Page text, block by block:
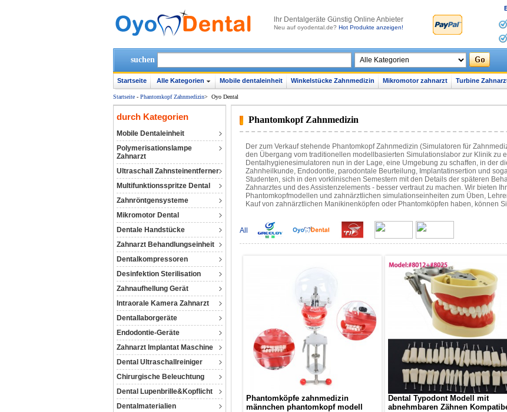
lhr Dentalgeräte Günstig Online Anbieter
Neu auf oyodental.de? Hot Produkte anzeigen!
suchen
Startseite Alle Kategorien Mobile dentaleinheit Winkelstücke Zahnmedizin Mikromotor zahnarzt Turbine
Startseite - Phantomkopf Zahnmedizin> Oyo Dental
durch Kategorien
Mobile Dentaleinheit
Polymerisationslampe
Zahnarzt
Ultraschall Zahnsteinentferner
Multifunktionsspritze Dental
Zahnröntgensysteme
Mikromotor Dental
Dentale Handstücke
Zahnarzt Behandlungseinheit
Dentalkompressoren‎
Desinfektion Sterilisation
Zahnaufhellung Gerät
Intraorale Kamera Zahnarzt
Dentallaborgeräte
Endodontie-Geräte
Zahnarzt Implantat Maschine
Dental Ultraschallreiniger
Chirurgische Beleuchtung
Dental Lupenbrille&Kopflicht
Dentalmaterialien
Phantomkopf Zahnmedizin
Der zum Verkauf stehende Phantomkopf Zahnmedizin (Simulatoren für
den Übergang vom traditionellen modellbasierten Simulationslabor zur Klinik zu
Dentalhygienesimulatoren nun in der Lage, eine Umgebung zu schaffen, in der
Zahnheilkunde, Endodontie, parodontale Beurteilung, Implantatinsertion und
Studenten, sich in den vorklinischen Semestern mit den Details der späteren
Zahnarztes und des Assistenzelements - besser vertraut zu machen. Wir bieten
Phantomkopfmodellen und zahnärztlichen simulationseinheiten zum Üben,
Kauf von zahnärztlichen Manikinenköpfen oder Phantomköpfen haben, können
All
Phantomköpfe zahnmedizin
männchen phantomkopf modell
Dental Typodont Modell mit
abnehmbaren Zähnen